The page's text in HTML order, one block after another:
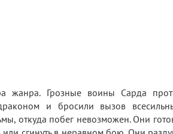
жанра. Грозные воины Сарда
и бросили вызов
откуда побег невозможен. Они